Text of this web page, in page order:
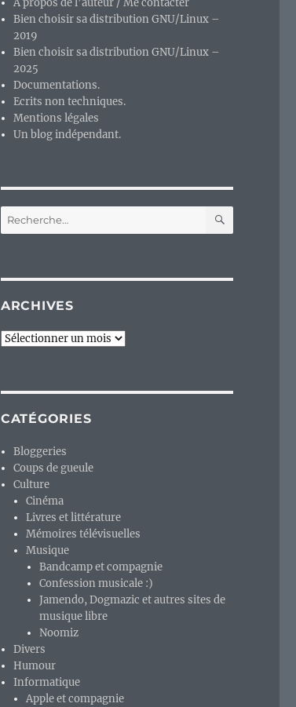
A propos de l’auteur / Me contacter
Bien choisir sa distribution GNU/Linux –
2019
Bien choisir sa distribution GNU/Linux –
2025
Documentations.
Ecrits non techniques.
Mentions légales
Un blog indépendant.
Recherche
pour :
ARCHIVES
Archives
CATÉGORIES
Bloggeries
Coups de gueule
Culture
Cinéma
Livres et littérature
Mémoires télévisuelles
Musique
Bandcamp et compagnie
Confession musicale :)
Jamendo, Dogmazic et autres sites de
musique libre
Noomiz
Divers
Humour
Informatique
Apple et compagnie